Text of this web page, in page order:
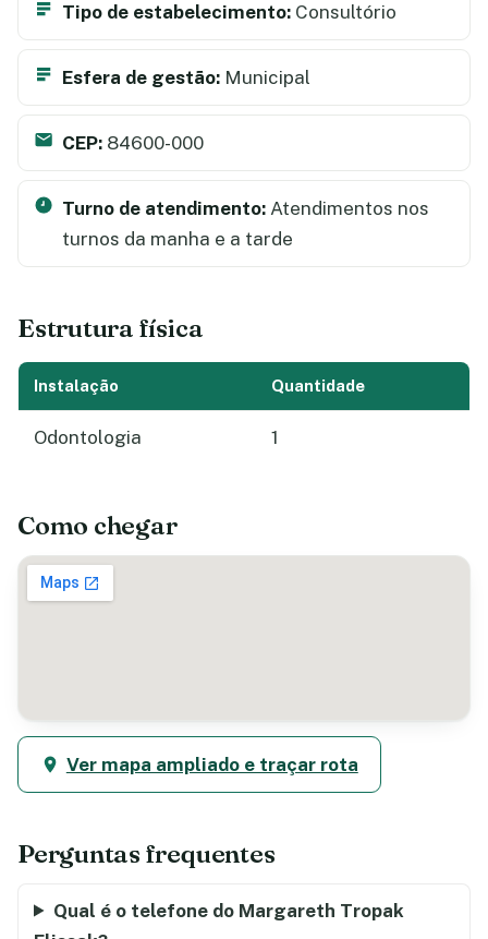
Tipo de estabelecimento: Consultório
Esfera de gestão: Municipal
CEP: 84600-000
Turno de atendimento: Atendimentos nos
turnos da manha e a tarde
Estrutura física
Instalação Quantidade
Odontologia 1
Como chegar
Ver mapa ampliado e traçar rota
Perguntas frequentes
Qual é o telefone do Margareth Tropak